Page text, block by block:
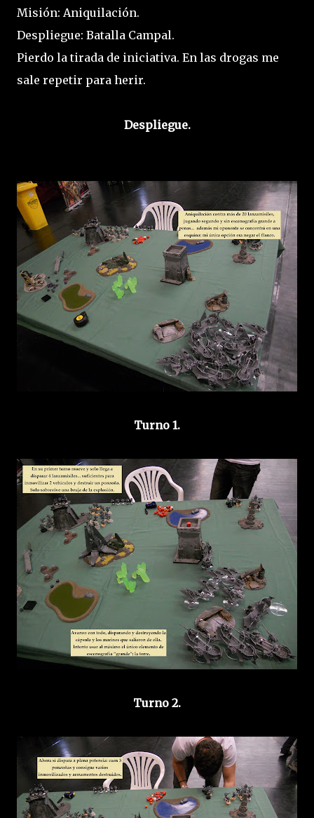
Misión: Aniquilación.
Despliegue: Batalla Campal.
Pierdo la tirada de iniciativa. En las drogas me
sale repetir para herir.
Despliegue.
Turno 1.
Turno 2.